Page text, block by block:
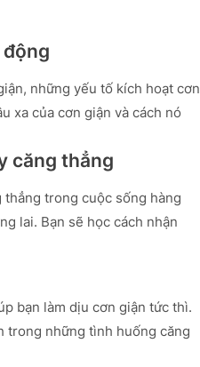
động
những yếu tố kích hoạt cơn
xa của cơn giận và cách nó
căng thẳng
trong cuộc sống hàng
lai. Bạn sẽ học cách nhận
bạn làm dịu cơn giận tức thì.
trong những tình huống căng